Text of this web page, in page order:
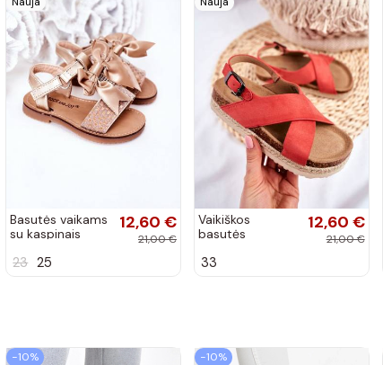
Basutės vaikams
su kaspinais
12,60 €
21,00 €
23 25
Vaikiškos
basutės
12,60 €
21,00 €
33
−10% −10%